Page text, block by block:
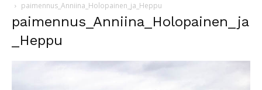
paimennus_Anniina_Holopainen_ja_Heppu
paimennus_Anniina_Holopainen_ja
_Heppu